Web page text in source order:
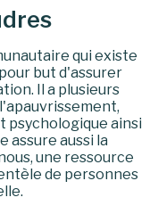
qui existe
but d'assurer
Il a plusieurs
psychologique ainsi
assure aussi la
une ressource
de personnes